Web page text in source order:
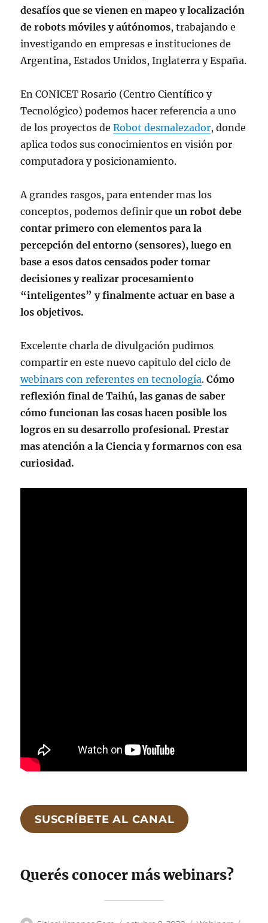
desafíos que se vienen en mapeo y localización
de robots móviles y aútónomos, trabajando e
investigando en empresas e instituciones de
Argentina, Estados Unidos, Inglaterra y España.
En CONICET Rosario (Centro Científico y
Tecnológico) podemos hacer referencia a uno
de los proyectos deRobot desmalezador, donde
aplica todos sus conocimientos en visión por
computadora y posicionamiento.
A grandes rasgos, para entender mas los
conceptos, podemos definir que un robot debe
contar primero con elementos para la
percepción del entorno (sensores), luego en
base a esos datos censados poder tomar
decisiones y realizar procesamiento
“inteligentes” y finalmente actuar en base a
los objetivos.
Excelente charla de divulgación pudimos
compartir en este nuevo capitulo del ciclo de
webinars con referentes en tecnología.Cómo
reflexión final de Taihú, las ganas de saber
cómo funcionan las cosas hacen posible los
logros en su desarrollo profesional. Prestar
mas atención a la Ciencia y formarnos con esa
curiosidad.
SUSCRÍBETE AL CANAL
Querés conocer más webinars?